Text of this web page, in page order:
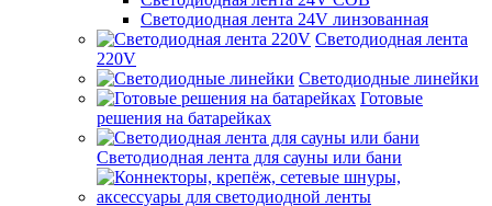
Светодиодная лента 24V линзованная
Светодиодная лента
220V
Светодиодные линейки
Готовые
решения на батарейках
Светодиодная лента для сауны или бани